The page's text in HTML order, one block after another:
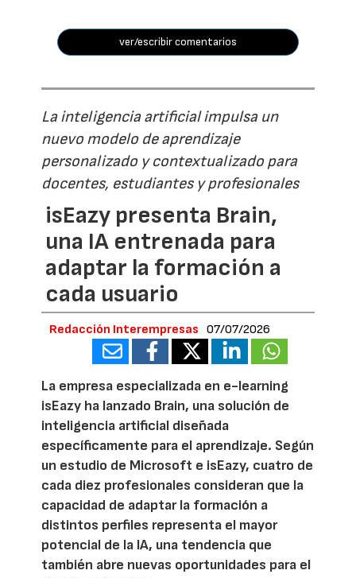
ver/escribir comentarios
La inteligencia artificial impulsa un
nuevo modelo de aprendizaje
personalizado y contextualizado para
docentes, estudiantes y profesionales
isEazy presenta Brain,
una IA entrenada para
adaptar la formación a
cada usuario
Redacción Interempresas 07/07/2026
La empresa especializada en e-learning
isEazy ha lanzado Brain, una solución de
inteligencia artificial diseñada
específicamente para el aprendizaje. Según
un estudio de Microsoft e isEazy, cuatro de
cada diez profesionales consideran que la
capacidad de adaptar la formación a
distintos perfiles representa el mayor
potencial de la IA, una tendencia que
también abre nuevas oportunidades para el